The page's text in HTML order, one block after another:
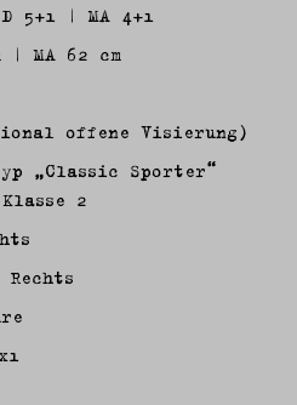
5+1 | MA 4+1
| MA 62 cm
offene Visierung)
„Classic Sporter“
2
Rechts